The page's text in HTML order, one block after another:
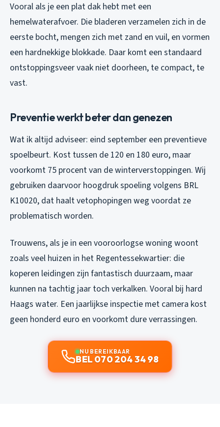
Vooral als je een plat dak hebt met een
hemelwaterafvoer. Die bladeren verzamelen zich in de
eerste bocht, mengen zich met zand en vuil, en vormen
een hardnekkige blokkade. Daar komt een standaard
ontstoppingsveer vaak niet doorheen, te compact, te
vast.
Preventie werkt beter dan genezen
Wat ik altijd adviseer: eind september een preventieve
spoelbeurt. Kost tussen de 120 en 180 euro, maar
voorkomt 75 procent van de winterverstoppingen. Wij
gebruiken daarvoor hoogdruk spoeling volgens BRL
K10020, dat haalt vetophopingen weg voordat ze
problematisch worden.
Trouwens, als je in een vooroorlogse woning woont
zoals veel huizen in het Regentessekwartier: die
koperen leidingen zijn fantastisch duurzaam, maar
kunnen na tachtig jaar toch verkalken. Vooral bij hard
Haags water. Een jaarlijkse inspectie met camera kost
geen honderd euro en voorkomt dure verrassingen.
NU BEREIKBAAR
BEL 070 204 34 98